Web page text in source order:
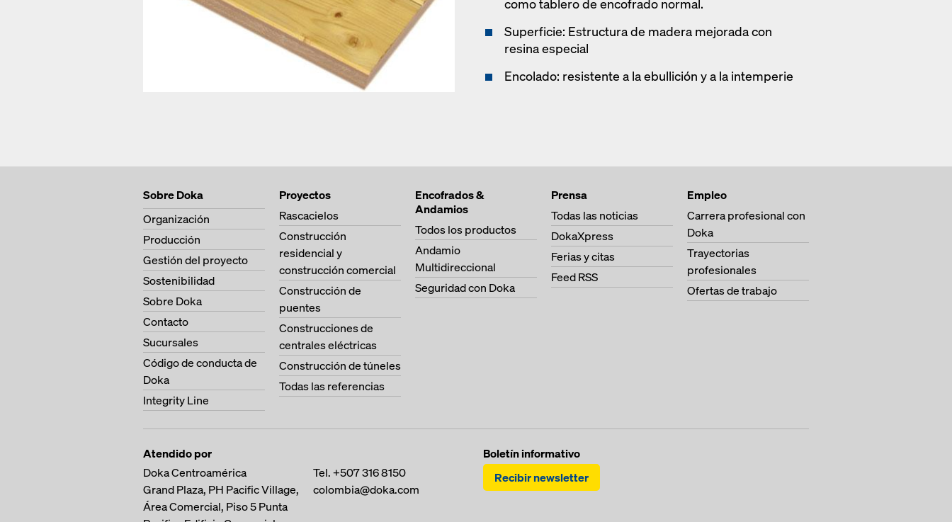
como tablero de encofrado normal.
Superficie: Estructura de madera mejorada con
resina especial
Encolado: resistente a la ebullición y a la intemperie
Sobre Doka
Organización
Producción
Gestión del proyecto
Sostenibilidad
Sobre Doka
Contacto
Sucursales
Código de conducta de
Doka
Integrity Line
Proyectos
Rascacielos
Construcción
residencial y
construcción comercial
Construcción de
puentes
Construcciones de
centrales eléctricas
Construcción de túneles
Todas las referencias
Encofrados &
Andamios
Todos los productos
Andamio
Multidireccional
Seguridad con Doka
Prensa
Todas las noticias
DokaXpress
Ferias y citas
Feed RSS
Empleo
Carrera profesional con
Doka
Trayectorias
profesionales
Ofertas de trabajo
Atendido por
Doka Centroamérica
Grand Plaza, PH Pacific Village,
Área Comercial, Piso 5Punta
Tel.+507 316 8150
colombia@doka.com
Boletín informativo
Recibir newsletter